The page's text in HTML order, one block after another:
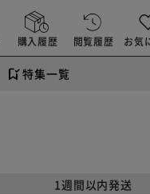
購入履歴 閲覧履歴 お気
特集一覧
1週間以内発送